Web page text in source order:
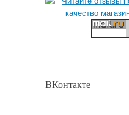
ВКонтакте